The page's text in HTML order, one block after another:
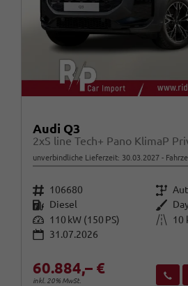
Audi Q3
2xS line Tech+ Pano KlimaP
unverbindliche Lieferzeit: 30.03.2027
Fahrzeugnr. 106680 Getriebe
Kraftstoff Diesel Außenfarbe
Leistung 110 kW (150 PS) Kilometerstand
10
31.07.2026
60.884,– €
inkl. 20% MwSt.